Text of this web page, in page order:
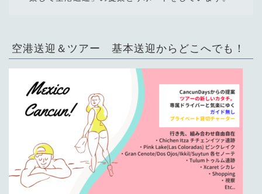
空港送迎＆ツアー 基本送迎からどこへでも！